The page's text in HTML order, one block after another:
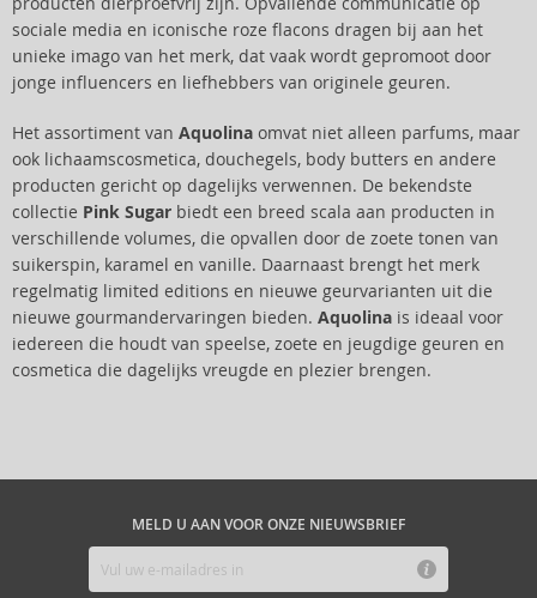
sociale media en iconische roze flacons dragen bij aan het
unieke imago van het merk, dat vaak wordt gepromoot door
jonge influencers en liefhebbers van originele geuren.
Het assortiment van Aquolina omvat niet alleen parfums, maar
ook lichaamscosmetica, douchegels, body butters en andere
producten gericht op dagelijks verwennen. De bekendste
collectie Pink Sugar biedt een breed scala aan producten in
verschillende volumes, die opvallen door de zoete tonen van
suikerspin, karamel en vanille. Daarnaast brengt het merk
regelmatig limited editions en nieuwe geurvarianten uit die
nieuwe gourmandervaringen bieden. Aquolina is ideaal voor
iedereen die houdt van speelse, zoete en jeugdige geuren en
cosmetica die dagelijks vreugde en plezier brengen.
MELD U AAN VOOR ONZE NIEUWSBRIEF